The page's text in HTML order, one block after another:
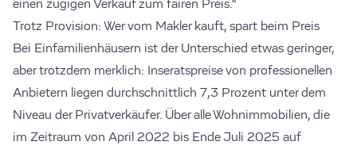
einen zügigen Verkauf zum fairen Preis.“
Trotz Provision: Wer vom Makler kauft, spart beim Preis
Bei Einfamilienhäusern ist der Unterschied etwas geringer,
aber trotzdem merklich: Inseratspreise von professionellen
Anbietern liegen durchschnittlich 7,3 Prozent unter dem
Niveau der Privatverkäufer. Über alle Wohnimmobilien, die
im Zeitraum von April 2022 bis Ende Juli 2025 auf